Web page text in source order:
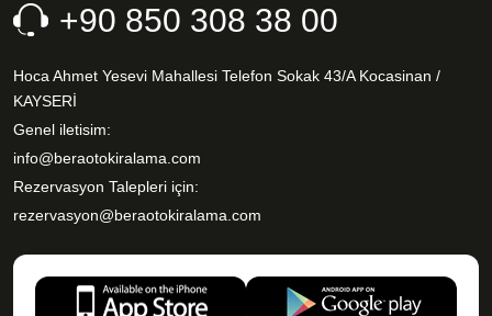
+90 850 308 38 00
Hoca Ahmet Yesevi Mahallesi Telefon Sokak 43/A Kocasinan /
KAYSERİ
Genel iletisim:
info@beraotokiralama.com
Rezervasyon Talepleri için:
rezervasyon@beraotokiralama.com